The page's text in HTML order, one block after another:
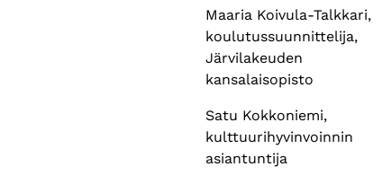
Maaria Koivula-Talkkari,
koulutussuunnittelija,
Järvilakeuden
kansalaisopisto
Satu Kokkoniemi,
kulttuurihyvinvoinnin
asiantuntija